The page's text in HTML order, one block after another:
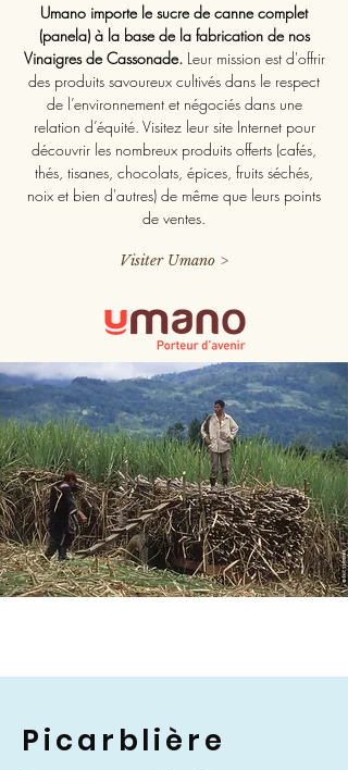
Umano importe le sucre de canne complet
(panela) à la base de la fabrication de nos
Vinaigres de Cassonade. Leur mission est d'offrir
des produits savoureux cultivés dans le respect
de l’environnement et négociés dans une
relation d’équité. Visitez leur site Internet pour
découvrir les nombreux produits offerts (cafés,
thés, tisanes, chocolats, épices, fruits séchés,
noix et bien d'autres) de même que leurs points
de ventes.
Visiter Umano >
Picarblière